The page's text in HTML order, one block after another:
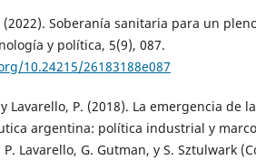
(2022). Soberanía sanitaria para un
y política, 5(9), 087.
10.24215/26183188e087
Lavarello, P. (2018). La emergencia de
argentina: política industrial y
P. Lavarello, G. Gutman, y S. Sztulwark